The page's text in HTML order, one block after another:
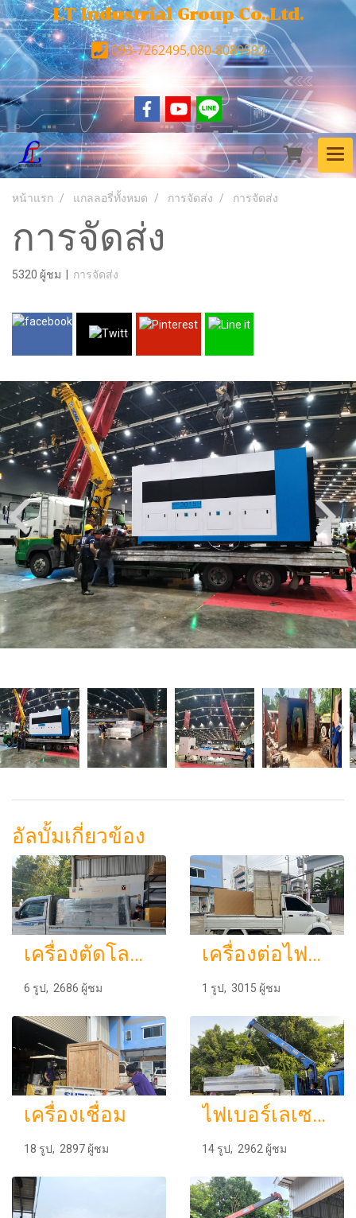
LT Industrial Group Co.,Ltd.
093-7262495,080-8089592
หน้าแรก แกลลอรี่ทั้งหมด การจัดส่ง การจัดส่ง
การจัดส่ง
5320 ผู้ชม การจัดส่ง
อัลบั้มเกี่ยวข้อง
เครื่องตัดโลหะและอโลหะ
6 รูป, 2686 ผู้ชม
เครื่องต่อไฟตรง
1 รูป, 3015 ผู้ชม
เครื่องเชื่อม
18 รูป, 2897 ผู้ชม
ไฟเบอร์เลเซอร์
14 รูป, 2962 ผู้ชม